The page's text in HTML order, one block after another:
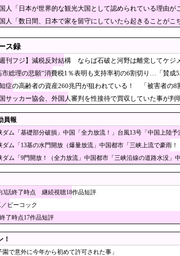
捕！ソウルで夜中一人ゴルフクラブ振り回し暴れた理由」
調した無断動画拡散、憤る踊り手「悲しいし気持ち悪い」…悪
舗営業終了して歴史教育だと？」「本社の問題なのに末端社員ま
の白バイ隊員、人間やめてる」
「配管が損傷しガス漏れ、着火した可能性」福岡酸素、経産省
某野党議員が不正な投票支援を受けて
おり……
】飯塚幸三88歳、米寿の誕生日に「晴
ないと言われる始末
ど絵が完璧すぎて草」と某Youtuberに
していたら……
終了
性セブンさん、高市憎しが極まりすぎたのか、
俗
人のロシア派兵決定 ゼレンスキー大統領「韓国が
な強さを誇っていた分野で異常事態が
Looop「19-21時電力無料の実証開始」
議と添田詩織市議、結婚＆第一子誕生を発表 → ｗ
昇を上回る賃上げを日本に定着させる」⇒ 国家公務
メラマンのフリをして泥棒を…」500万円分の預
車は推定3000万円以上のSUVタイプ 贅を尽くした後部座席で
人「日本が世界的な観光大国として認められている理由が
人「数日間、日本で家を留守にしていたら起きることがこ
ス録
週刊フジ】減税反対結構 ならば石破と河野は離党してケジ
市総理の悲願”消費税1％表明も支持率初の6割切り…「賛成
症の高齢者の資産260兆円が狙われている！ 「被害者の8
サッカー協会、外国人審判を性接待で買収していた事が判
員報
ム「基礎部分破損」中国「全力放流！」台風13号「中国上陸
ム「13基の水門開放（爆量放流」中国都市「三峡上流で豪雨
ダム「9門開放！（全力放流」中国都市「三峡沿線の道路水没
3話終了時点 継続視聴18作品短評
／ピーコック
了時点17作品短評
！
で意外に今年から初めて許可された事」